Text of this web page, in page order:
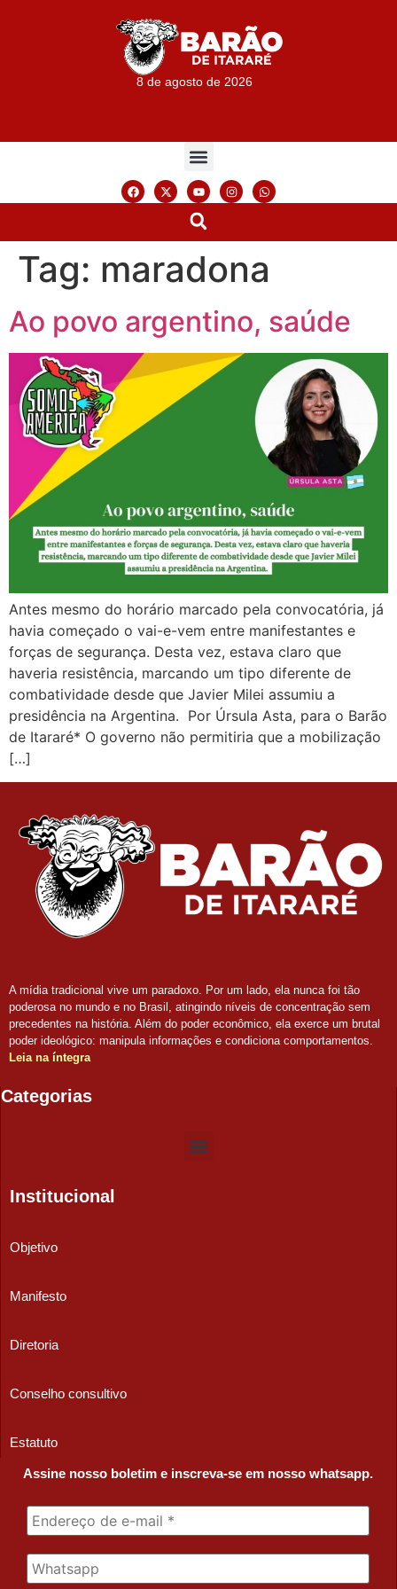
8 de agosto de 2026
Tag: maradona
Ao povo argentino, saúde
Antes mesmo do horário marcado pela convocatória, já
havia começado o vai-e-vem entre manifestantes e
forças de segurança. Desta vez, estava claro que
haveria resistência, marcando um tipo diferente de
combatividade desde que Javier Milei assumiu a
presidência na Argentina. Por Úrsula Asta, para o Barão
de Itararé* O governo não permitiria que a mobilização
[…]
A mídia tradicional vive um paradoxo. Por um lado, ela nunca foi tão
poderosa no mundo e no Brasil, atingindo níveis de concentração sem
precedentes na história. Além do poder econômico, ela exerce um brutal
poder ideológico: manipula informações e condiciona comportamentos.
Leia na íntegra
Categorias
Institucional
Objetivo
Manifesto
Diretoria
Conselho consultivo
Estatuto
Assine nosso boletim e inscreva-se em nosso whatsapp.